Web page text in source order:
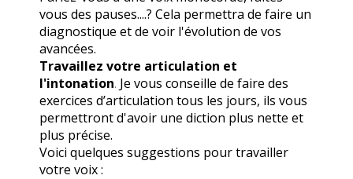
vous des pauses....? Cela permettra de faire un
diagnostique et de voir l'évolution de vos
avancées.
Travaillez votre articulation et
l'intonation. Je vous conseille de faire des
exercices d’articulation tous les jours, ils vous
permettront d'avoir une diction plus nette et
plus précise.
Voici quelques suggestions pour travailler
votre voix :